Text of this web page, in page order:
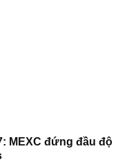
MEXC đứng đầu độ